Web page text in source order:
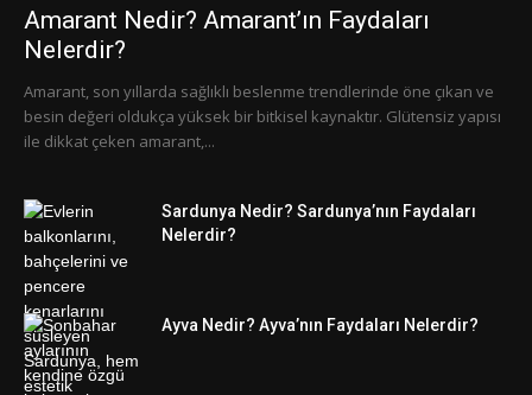
Amarant Nedir? Amarant’ın Faydaları
Nelerdir?
Amarant, son yıllarda sağlıklı beslenme trendlerinde öne çıkan ve
besin değeri oldukça yüksek bir bitkisel kaynaktır. Glütensiz yapısı
ile dikkat çeken amarant,...
Sardunya Nedir? Sardunya’nın Faydaları
Nelerdir?
Ayva Nedir? Ayva’nın Faydaları Nelerdir?